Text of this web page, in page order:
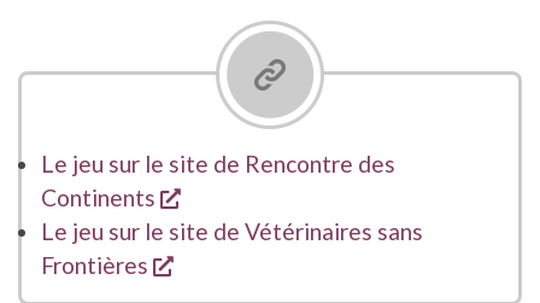
Le jeu sur le site de Rencontre des
Continents
s'ouvre dans une nouvelle fenêtre
Le jeu sur le site de Vétérinaires sans
Frontières
s'ouvre dans une nouvelle fenêtre